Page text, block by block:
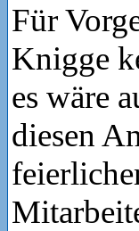
Für
Knigge
es wäre
diesen